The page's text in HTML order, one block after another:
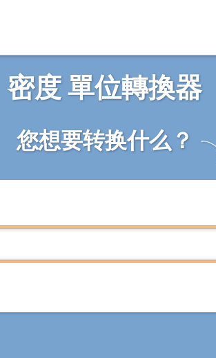
密度 單位轉換器
您想要转换什么？